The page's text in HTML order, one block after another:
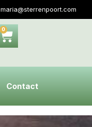
maria@sterrenpoort.com
0
Contact